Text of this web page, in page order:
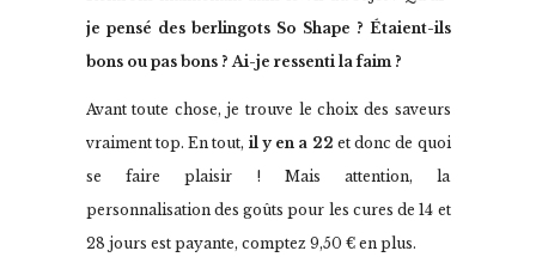
je pensé des berlingots So Shape ? Étaient-ils
bons ou pas bons ? Ai-je ressenti la faim ?
Avant toute chose, je trouve le choix des saveurs
vraiment top. En tout, il y en a 22 et donc de quoi
se faire plaisir ! Mais attention, la
personnalisation des goûts pour les cures de 14 et
28 jours est payante, comptez 9,50 € en plus.